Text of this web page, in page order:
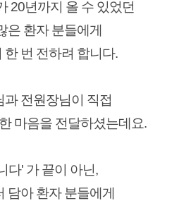
20년까지 올 수 있었던
은 환자 분들에게
한 번 전하려 합니다.
전원장님이 직접
마음을 전달하셨는데요.
다' 가 끝이 아닌,
담아 환자 분들에게